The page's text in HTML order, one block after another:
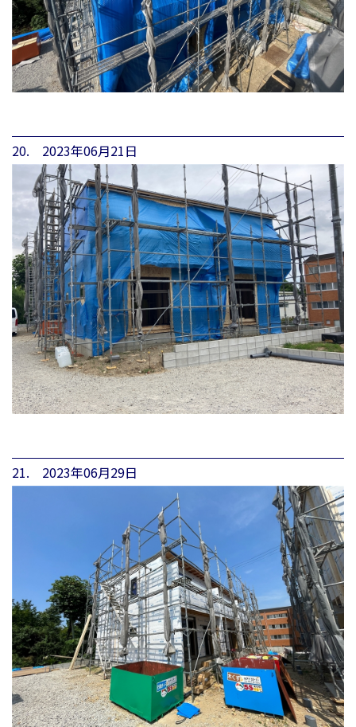
20. 2023年06月21日
21. 2023年06月29日